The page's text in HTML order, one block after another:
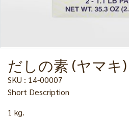
だしの素 (ヤマキ)
SKU : 14-00007
Short Description
1 kg.